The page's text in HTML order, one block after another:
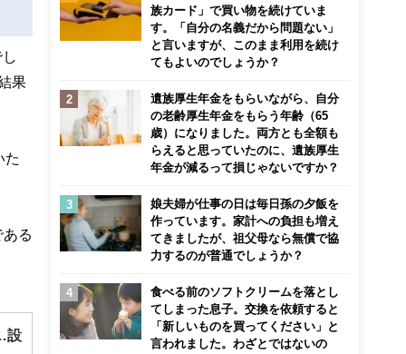
果
た
る
設
族カード」で買い物を続けていま
す。「自分の名義だから問題ない」
と言いますが、このまま利用を続け
てもよいのでしょうか？
遺族厚生年金をもらいながら、自分
の老齢厚生年金をもらう年齢（65
歳）になりました。両方とも全額も
らえると思っていたのに、遺族厚生
年金が減るって損じゃないですか？
娘夫婦が仕事の日は毎日孫の夕飯を
作っています。家計への負担も増え
てきましたが、祖父母なら無償で協
力するのが普通でしょうか？
食べる前のソフトクリームを落とし
てしまった息子。交換を依頼すると
「新しいものを買ってください」と
言われました。わざとではないの